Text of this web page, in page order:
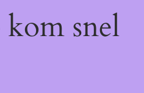
snel